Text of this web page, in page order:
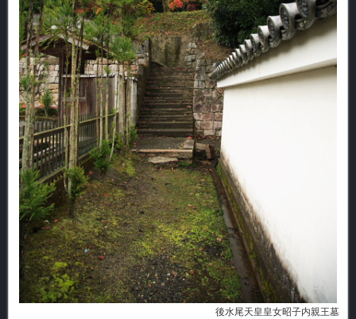
後水尾天皇皇女昭子内親王墓